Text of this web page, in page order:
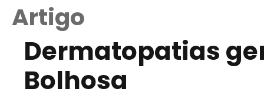
Artigo
Dermatopatias
Bolhosa